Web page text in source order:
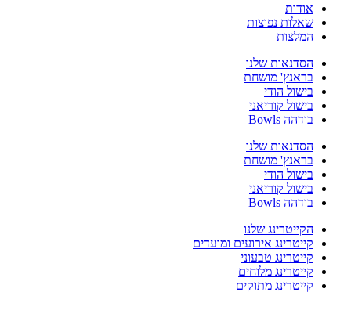
אודות
שאלות נפוצות
המלצות
הסדנאות שלנו
בראנץ' מושחת
בישול הודי
בישול קוריאני
בודהה Bowls
הסדנאות שלנו
בראנץ' מושחת
בישול הודי
בישול קוריאני
בודהה Bowls
הקייטרינג שלנו
קייטרינג אירועים ומועדים
קייטרינג טבעוני
קייטרינג מלוחים
קייטרינג מתוקים